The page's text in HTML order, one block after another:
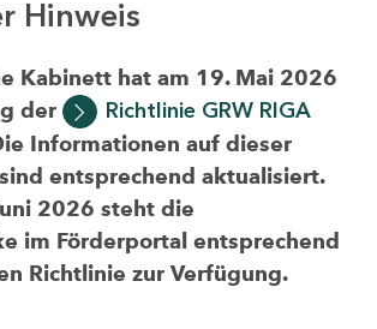
Hinweis
Kabinett hat am 19. Mai 2026
der
Richtlinie GRW RIGA
Informationen auf dieser
entsprechend aktualisiert.
2026 steht die
im Förderportal entsprechend
Richtlinie zur Verfügung.